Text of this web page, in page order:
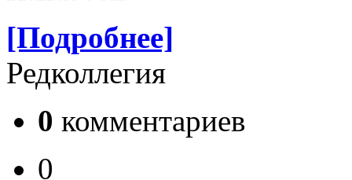
[Подробнее]
Редколлегия
0 комментариев
0